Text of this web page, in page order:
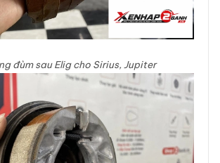
đùm sau Elig cho Sirius, Jupiter